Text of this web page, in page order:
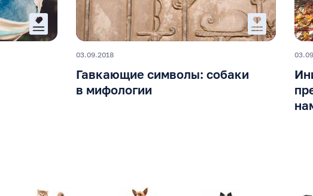
03.09.2018
Гавкающие символы: собаки
в мифологии